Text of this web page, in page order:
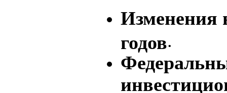
Изменения
годов.